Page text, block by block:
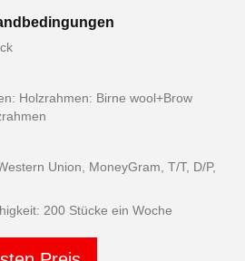
Holzrahmen: Birne wool+Brow
Union, MoneyGram, T/T, D/P,
200 Stücke ein Woche